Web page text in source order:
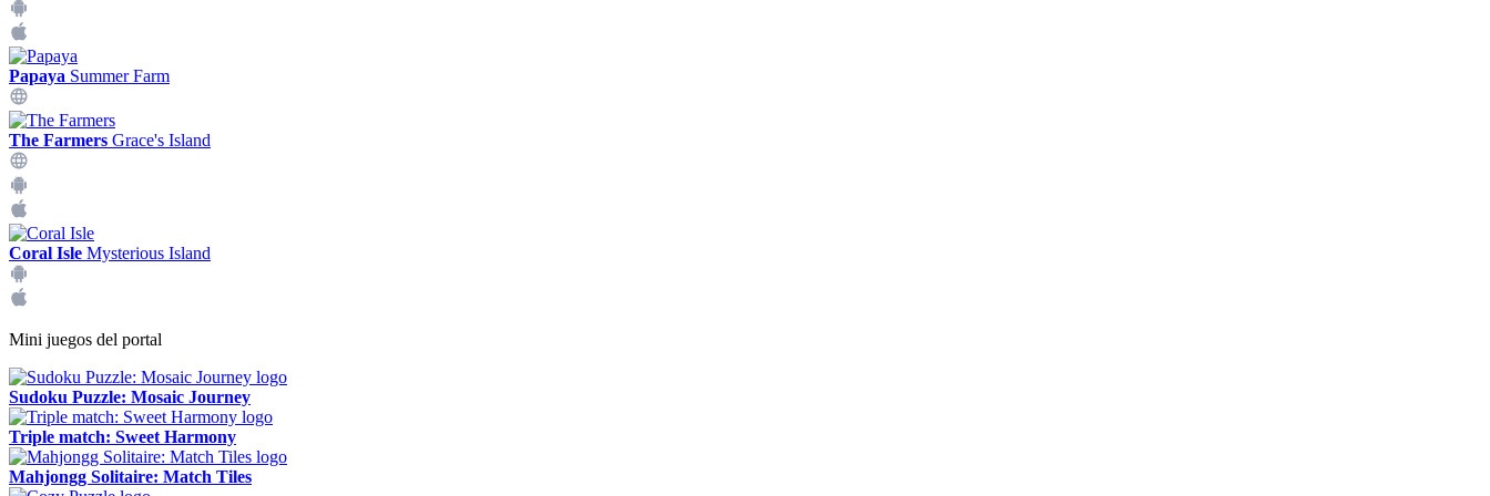
Papaya Summer Farm
The Farmers Grace's Island
Coral Isle Mysterious Island
Mini juegos del portal
Sudoku Puzzle: Mosaic Journey
Triple match: Sweet Harmony
Mahjongg Solitaire: Match Tiles